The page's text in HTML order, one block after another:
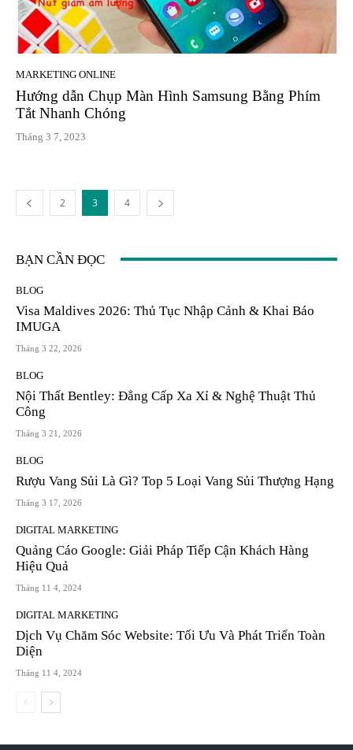
MARKETING ONLINE
Hướng dẫn Chụp Màn Hình Samsung Bằng Phím
Tắt Nhanh Chóng
Tháng 3 7, 2023
2 3 4
BẠN CẦN ĐỌC
BLOG
Visa Maldives 2026: Thủ Tục Nhập Cảnh & Khai Báo
IMUGA
Tháng 3 22, 2026
BLOG
Nội Thất Bentley: Đẳng Cấp Xa Xỉ & Nghệ Thuật Thủ
Công
Tháng 3 21, 2026
BLOG
Rượu Vang Sủi Là Gì? Top 5 Loại Vang Sủi Thượng Hạng
Tháng 3 17, 2026
DIGITAL MARKETING
Quảng Cáo Google: Giải Pháp Tiếp Cận Khách Hàng
Hiệu Quả
Tháng 11 4, 2024
DIGITAL MARKETING
Dịch Vụ Chăm Sóc Website: Tối Ưu Và Phát Triển Toàn
Diện
Tháng 11 4, 2024